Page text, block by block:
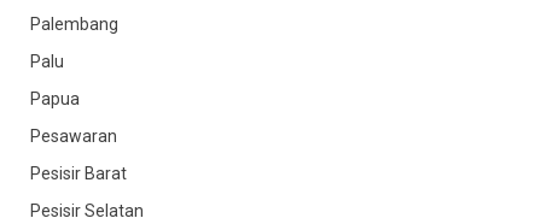
Palembang
Palu
Papua
Pesawaran
Pesisir Barat
Pesisir Selatan